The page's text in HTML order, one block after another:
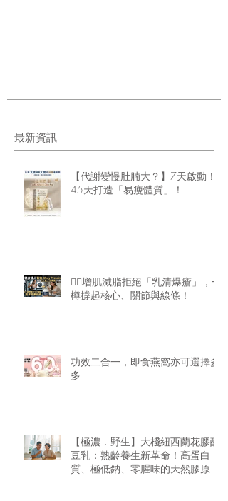
最新資訊
【代謝變慢肚腩大？】7天啟動！
45天打造「易瘦體質」！
🏋️‍♂️增肌減脂拒絕「乳清爆瘡」，一
樽撐起核心、關節與線條！
功效二合一，即食燕窩亦可選擇多
多
【極濃．野生】大棧紐西蘭花膠醇
豆乳：熟齡養生新革命！高蛋白
質、極低鈉、零腥味的天然膠原精